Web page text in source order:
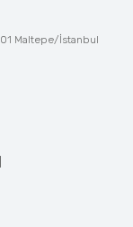
Maltepe/İstanbul